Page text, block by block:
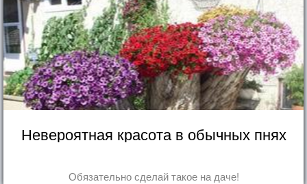
Невероятная красота в обычных пнях
Обязательно сделай такое на даче!